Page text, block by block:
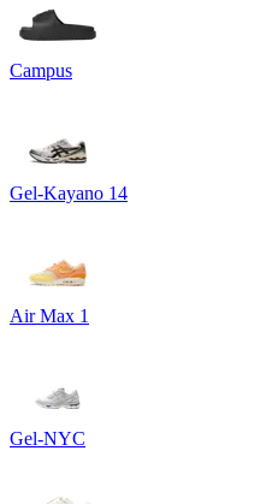
Campus
Gel-Kayano 14
Air Max 1
Gel-NYC